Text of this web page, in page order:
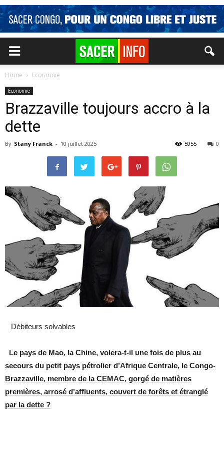
Home Economie
Economie
Brazzaville toujours accro à la
dette
By Stany Franck - 10 juillet 2025 0
5955
Débiteurs solvables
Le pays de Mao, la Chine, volera-t-il une fois de plus au
secours du petit pays pétrolier d’Afrique Centrale, le Congo-
Brazzaville, membre de la CEMAC, gorgé de matières
premières, arrosé d’affluents, couvert de forêts et étranglé
par la dette ?